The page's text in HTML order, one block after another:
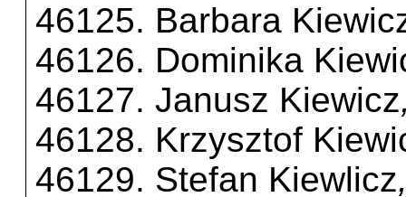
46125. Barbara
46126. Dominika
46127. Janusz Kiewicz
46128. Krzysztof
46129. Stefan Kiewlicz